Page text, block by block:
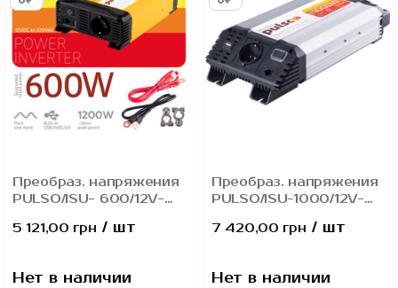
Преобраз. напряжения
PULSO/ISU- 600/12V-
5VDC2.0A/син.волна/
5 121,00 грн / шт
Нет в наличии
Преобраз. напряжения
PULSO/ISU-1000/12V-
5VDC2.0A/син.волна/
7 420,00 грн / шт
Нет в наличии